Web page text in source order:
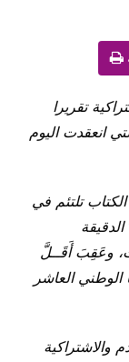
تقريرا
انعقدت اليوم
تلتئم في
وعَقِبَ أَقَــلَّ
العاشر
والاشتراكية